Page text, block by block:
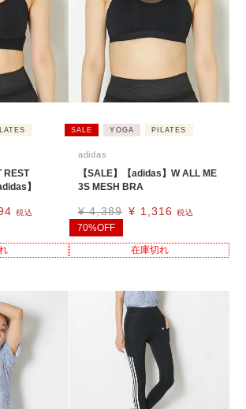
REST
】
税込
SALE YOGA PILATES
adidas
【SALE】【adidas】W ALL ME
3S MESH BRA
¥ 4,389 ¥ 1,316 税込
70%OFF
在庫切れ